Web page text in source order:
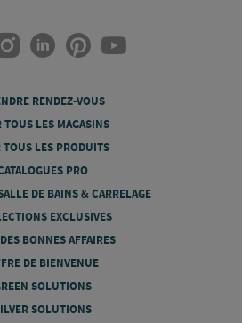
RENDEZ-VOUS
TOUS LES MAGASINS
TOUS LES PRODUITS
PRO
DE BAINS & CARRELAGE
EXCLUSIVES
BONNES AFFAIRES
DE BIENVENUE
SOLUTIONS
SOLUTIONS